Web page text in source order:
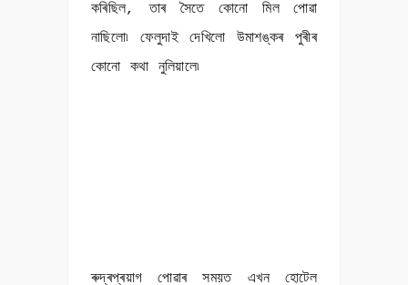
কৰিছিল, তাৰ সৈতে কোনো মিল পোৱা
নাছিলো৷ ফেলুদাই দেখিলো উমাশঙ্কৰ পুৰীৰ
কোনো কথা নুলিয়ালে৷
ৰুদ্ৰপ্ৰয়াগ পোৱাৰ সময়ত এখন হোটেল